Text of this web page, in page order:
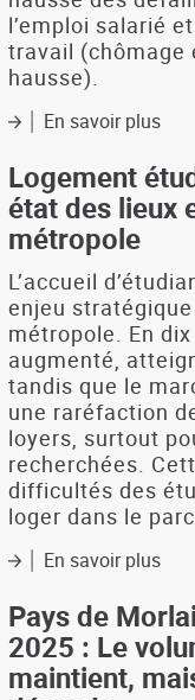
l’emploi salarié
travail (chômage
hausse).
En savoir plussur
de
:
Une
qui
se
Logement
état des lieux
métropole
L’accueil
enjeu
métropole. En
augmenté,
tandis que le
une raréfaction
loyers, surtout
recherchées.
difficultés des
loger dans le
En savoir plussur
à
Pays de
2025 : Le
maintient,